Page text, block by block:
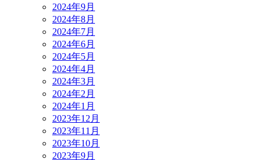
2024年9月
2024年8月
2024年7月
2024年6月
2024年5月
2024年4月
2024年3月
2024年2月
2024年1月
2023年12月
2023年11月
2023年10月
2023年9月